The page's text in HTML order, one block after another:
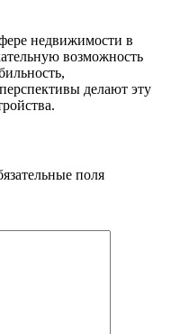
недвижимости в
возможность
делают эту
поля